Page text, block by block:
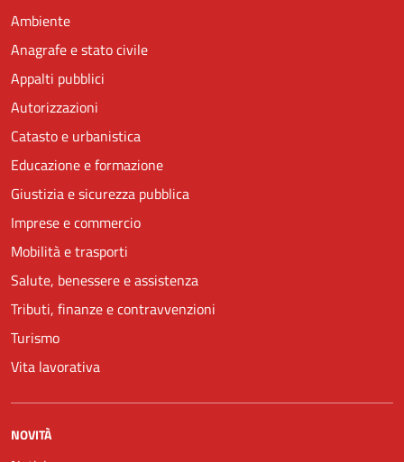
Ambiente
Anagrafe e stato civile
Appalti pubblici
Autorizzazioni
Catasto e urbanistica
Educazione e formazione
Giustizia e sicurezza pubblica
Imprese e commercio
Mobilità e trasporti
Salute, benessere e assistenza
Tributi, finanze e contravvenzioni
Turismo
Vita lavorativa
NOVITÀ